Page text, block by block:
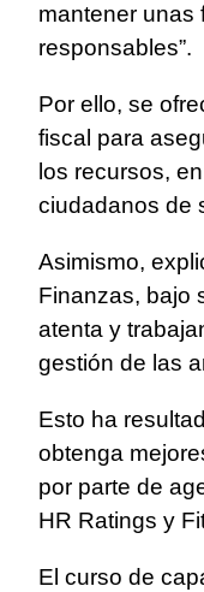
mantener unas
responsables”.
Por ello, se
fiscal para
los recursos,
ciudadanos de
Asimismo,
Finanzas, bajo
atenta y
gestión de las
Esto ha
obtenga
por parte de
HR Ratings y
El curso de